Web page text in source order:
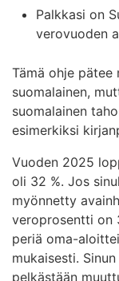
Palkkasi on
verovuoden
Tämä ohje
suomalainen,
suomalainen
esimerkiksi
Vuoden 2025
oli 32 %. Jos
myönnetty
veroprosentti on
periä oma-
mukaisesti.
pelkästään